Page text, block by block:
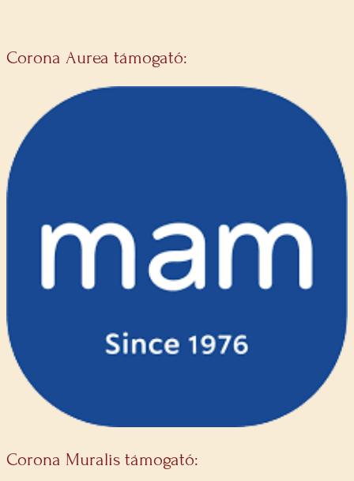
Corona Aurea támogató:
Corona Muralis támogató: